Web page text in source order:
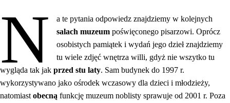
N
a te pytania odpowiedz znajdziemy w kolejnych
salach muzeum poświęconego pisarzowi. Oprócz
osobistych pamiątek i wydań jego dzieł znajdziemy
tu wiele zdjęć wnętrza willi, gdyż nie wszytko tu
wygląda tak jak przed stu laty. Sam budynek do 1997 r.
wykorzystywano jako ośrodek wczasowy dla dzieci i młodzieży,
natomiast obecną funkcję muzeum noblisty sprawuje od 2001 r. Poza